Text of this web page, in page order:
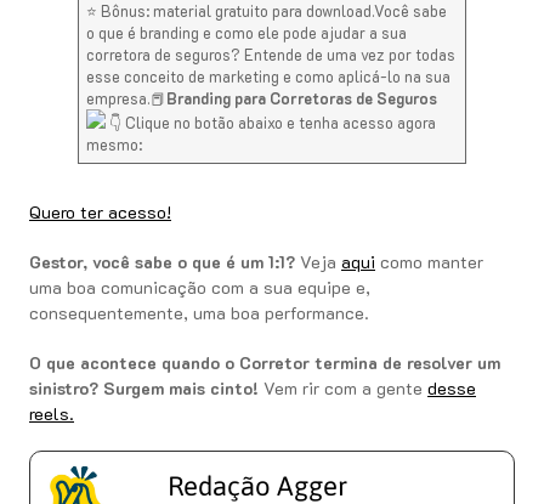
⭐ Bônus: material gratuito para download.Você sabe
o que é branding e como ele pode ajudar a sua
corretora de seguros? Entende de uma vez por todas
esse conceito de marketing e como aplicá-lo na sua
empresa.📕Branding para Corretoras de Seguros
👇 Clique no botão abaixo e tenha acesso agora
mesmo:
Quero ter acesso!
Gestor, você sabe o que é um 1:1? Veja aqui como manter
uma boa comunicação com a sua equipe e,
consequentemente, uma boa performance.
O que acontece quando o Corretor termina de resolver um
sinistro? Surgem mais cinto! Vem rir com a gente desse
reels.
Redação Agger